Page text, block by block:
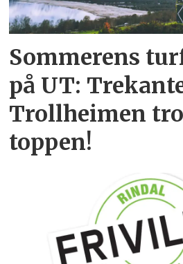
Sommerens
på UT:
Trollheimen
toppen!